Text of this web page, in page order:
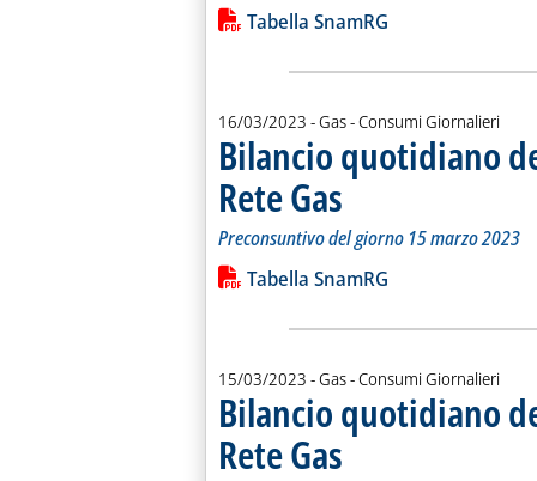
Leggi tutta la notizia: 'Bilancio
Lista allegati PDF alla notizia
Tabella SnamRG
16/03/2023 - Gas - Consumi Giornalieri
Bilancio quotidiano
Rete Gas . Sottotitolo: Preconsuntivo del
. Pubblicata giovedì 16 marzo
Preconsuntivo del giorno 15 marzo 2023
Leggi tutta la notizia: 'Bilancio
Lista allegati PDF alla notizia
Tabella SnamRG
15/03/2023 - Gas - Consumi Giornalieri
Bilancio quotidiano
Rete Gas . Sottotitolo: Preconsuntivo del
. Pubblicata mercoledì 15 marzo